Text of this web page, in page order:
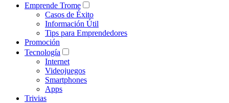
Emprende Trome
Casos de Éxito
Información Útil
Tips para Emprendedores
Promoción
Tecnología
Internet
Videojuegos
Smartphones
Apps
Trivias